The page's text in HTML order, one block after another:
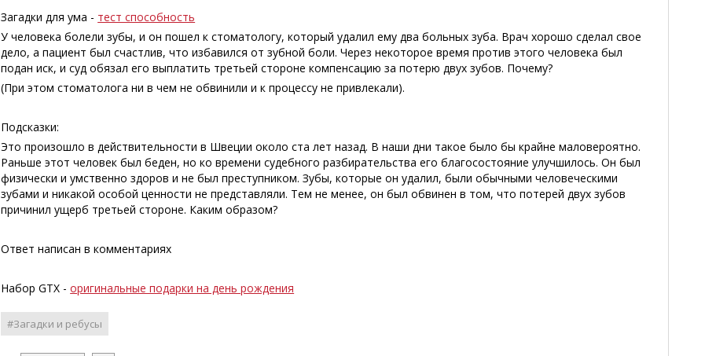
Загадки для ума - тест способность
У человека болели зубы, и он пошел к стоматологу, который удалил ему два больных зуба. Врач хорошо сделал свое
дело, а пациент был счастлив, что избавился от зубной боли. Через некоторое время против этого человека был
подан иск, и суд обязал его выплатить третьей стороне компенсацию за потерю двух зубов. Почему?
(При этом стоматолога ни в чем не обвинили и к процессу не привлекали).
Подсказки:
Это произошло в действительности в Швеции около ста лет назад. В наши дни такое было бы крайне маловероятно.
Раньше этот человек был беден, но ко времени судебного разбирательства его благосостояние улучшилось. Он был
физически и умственно здоров и не был преступником. Зубы, которые он удалил, были обычными человеческими
зубами и никакой особой ценности не представляли. Тем не менее, он был обвинен в том, что потерей двух зубов
причинил ущерб третьей стороне. Каким образом?
Ответ написан в комментариях
Набор GTX -оригинальные подарки на день рождения
#Загадки и ребусы